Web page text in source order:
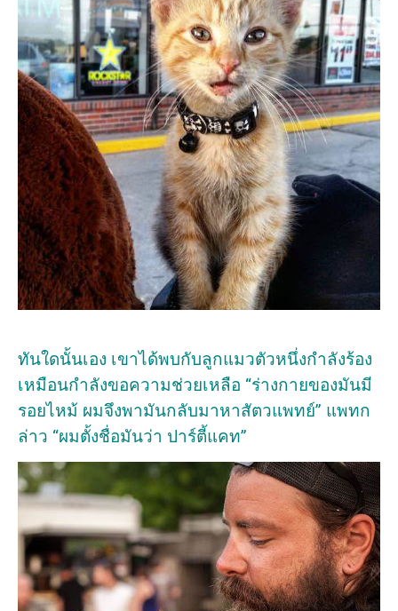
ทันใดนั้นเอง เขาได้พบกับลูกแมวตัวหนึ่งกำลังร้อง
เหมือนกำลังขอความช่วยเหลือ “ร่างกายของมันมี
รอยไหม้ ผมจึงพามันกลับมาหาสัตวแพทย์” แพทก
ล่าว “ผมตั้งชื่อมันว่า ปาร์ตี้แคท”